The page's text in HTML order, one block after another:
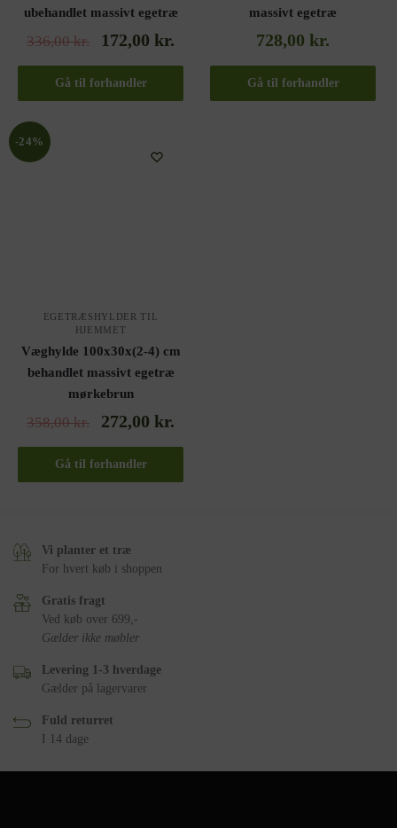
ubehandlet massivt egetræ
336,00kr. 172,00kr.
Gå til forhandler
massivt egetræ
728,00 kr.
Gå til forhandler
-24%
EGETRÆSHYLDER TIL
HJEMMET
Væghylde 100x30x(2-4) cm
behandlet massivt egetræ
mørkebrun
358,00kr. 272,00kr.
Gå til forhandler
Vi planter et træ
For hvert køb i shoppen
Gratis fragt
Ved køb over 699,-
Gælder ikke møbler
Levering 1-3 hverdage
Gælder på lagervarer
Fuld returret
I 14 dage